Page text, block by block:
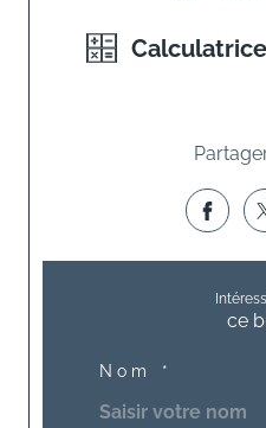
Calculatrice
ce
Nom *